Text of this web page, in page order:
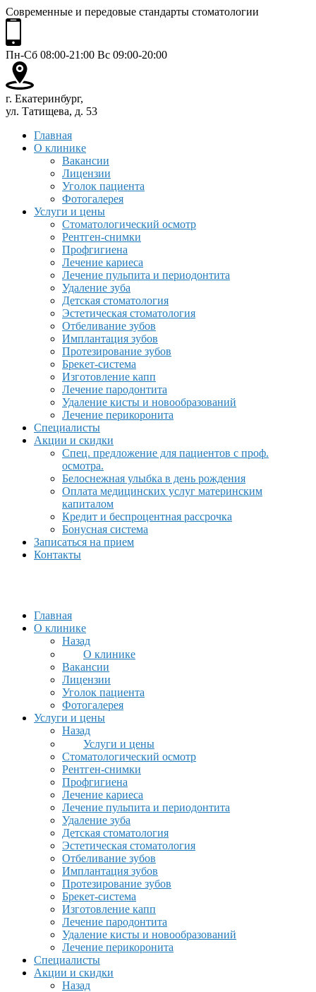
Современные и передовые стандарты стоматологии
Пн-Сб 08:00-21:00 Вс 09:00-20:00
г. Екатеринбург,
ул. Татищева, д. 53
Главная
О клинике
Вакансии
Лицензии
Уголок пациента
Фотогалерея
Услуги и цены
Стоматологический осмотр
Рентген-снимки
Профгигиена
Лечение кариеса
Лечение пульпита и периодонтита
Удаление зуба
Детская стоматология
Эстетическая стоматология
Отбеливание зубов
Имплантация зубов
Протезирование зубов
Брекет-система
Изготовление капп
Лечение пародонтита
Удаление кисты и новообразований
Лечение перикоронита
Специалисты
Акции и скидки
Спец. предложение для пациентов с проф.
осмотра.
Белоснежная улыбка в день рождения
Оплата медицинских услуг материнским
капиталом
Кредит и беспроцентная рассрочка
Бонусная система
Записаться на прием
Контакты
Главная
О клинике
Назад
О клинике
Вакансии
Лицензии
Уголок пациента
Фотогалерея
Услуги и цены
Назад
Услуги и цены
Стоматологический осмотр
Рентген-снимки
Профгигиена
Лечение кариеса
Лечение пульпита и периодонтита
Удаление зуба
Детская стоматология
Эстетическая стоматология
Отбеливание зубов
Имплантация зубов
Протезирование зубов
Брекет-система
Изготовление капп
Лечение пародонтита
Удаление кисты и новообразований
Лечение перикоронита
Специалисты
Акции и скидки
Назад